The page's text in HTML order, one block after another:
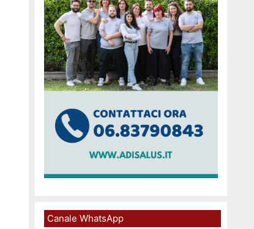
Canale WhatsApp